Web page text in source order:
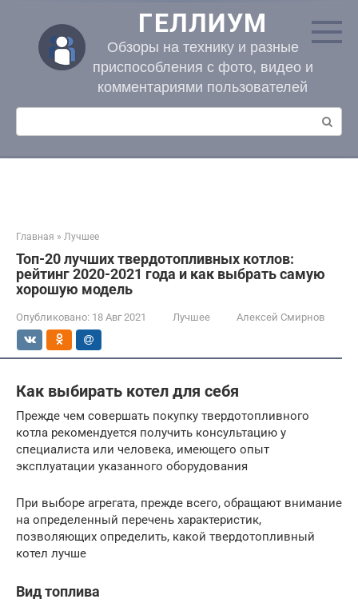
контенту
ГЕЛЛИУМ
Обзоры на технику и разные
приспособления с фото, видео и
комментариями пользователей
Поиск:
Главная » Лучшее
Топ-20 лучших твердотопливных котлов:
рейтинг 2020-2021 года и как выбрать самую
хорошую модель
Опубликовано: 18 Авг 2021 Лучшее Алексей Смирнов
Как выбирать котел для себя
Прежде чем совершать покупку твердотопливного
котла рекомендуется получить консультацию у
специалиста или человека, имеющего опыт
эксплуатации указанного оборудования
При выборе агрегата, прежде всего, обращают внимание
на определенный перечень характеристик,
позволяющих определить, какой твердотопливный
котел лучше
Вид топлива